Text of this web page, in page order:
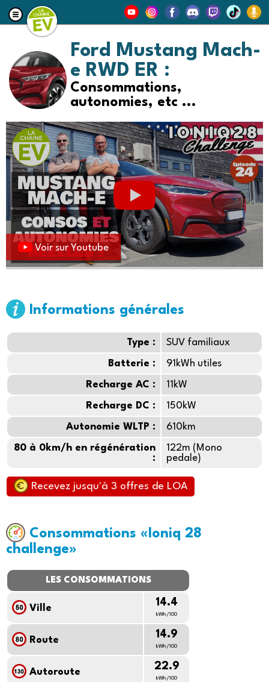
Ford Mustang Mach-
e RWD ER :
Consommations,
autonomies, etc ...
Voir sur Youtube
Informations générales
Type : SUV familiaux
Batterie : 91kWh utiles
Recharge AC : 11kW
Recharge DC : 150kW
Autonomie WLTP : 610km
80 à 0km/h en régénération
:
122m (Mono
pedale)
Recevez jusqu'à 3 offres de LOA
Consommations «Ioniq 28
challenge»
LES CONSOMMATIONS
Ville
14.4
kWh/100
Route
14.9
kWh/100
Autoroute
22.9
kWh/100